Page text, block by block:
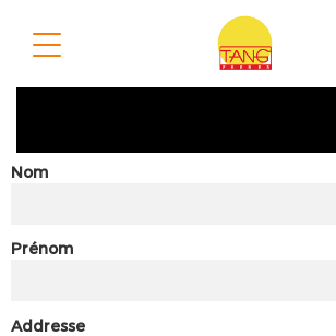
Nom
Prénom
Addresse